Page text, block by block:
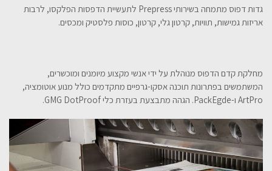
גדות דפוס מתמחה בשירותי Prepress לתעשיית הדפסות הפלקסו, לרבות
אריזות גמישות, תוויות, קרטון גלי, קרטון, כוסות פלסטיק ומכסים.
מחלקת קדם הדפוס מנוהלת על ידי אנשי מקצוע מיומנים ומוכשרים,
המשתמשים בפתרונות תוכנה אסקו-גרפיים מתקדמים כולל מנוע אוטומציה,
ArtPro ו-PackEgde. הגהה מתבצעת בעזרת כלי GMG DotProof.